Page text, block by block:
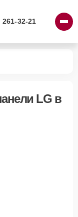
261-32-21
LG в